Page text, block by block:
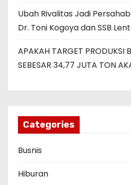
Ubah Rivalitas Jadi
Dr. Toni Kogoya dan SSB
APAKAH TARGET PRODUKSI
SEBESAR 34,77 JUTA TON
Categories
Busnis
Hiburan